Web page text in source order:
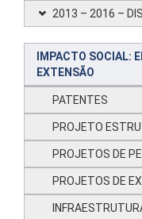
2013 – 2016 –
IMPACTO SOCIAL:
EXTENSÃO
PATENTES
PROJETO
PROJETOS DE
PROJETOS DE